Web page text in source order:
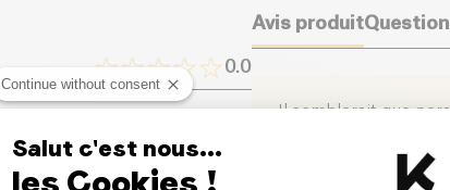
votre sac à dos ou sur
buvez.
0.0
Avis produit
Il semblerait que
Continue without consent
Salut c'est nous...